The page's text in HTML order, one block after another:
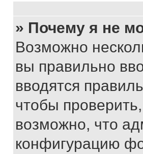
» Почему я не
Возможно
вы правильно
вводятся
чтобы
возможно, что
конфигурацию